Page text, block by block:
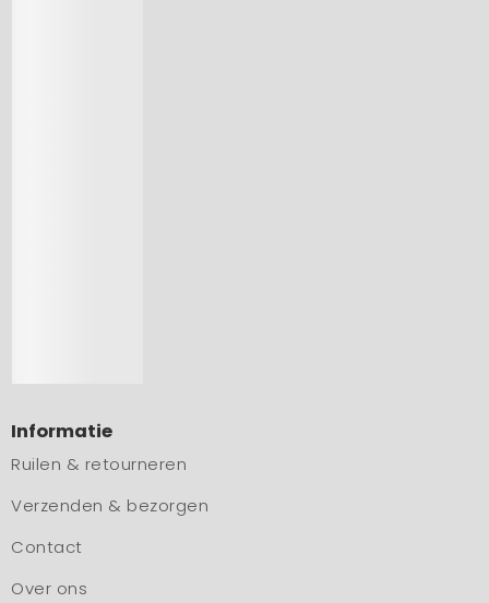
Informatie
Ruilen & retourneren
Verzenden & bezorgen
Contact
Over ons